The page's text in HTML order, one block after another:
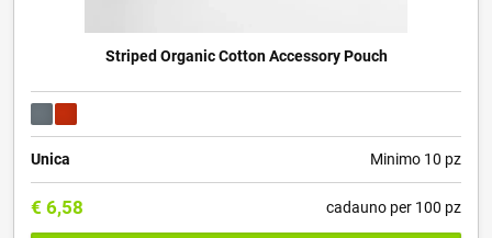
Striped Organic Cotton Accessory Pouch
Unica Minimo 10 pz
€ 6,58 cadauno per 100 pz